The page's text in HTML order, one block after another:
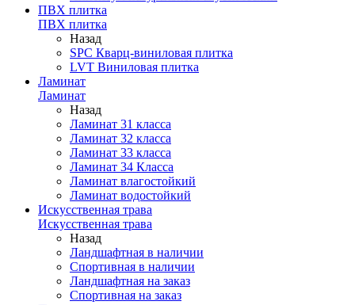
ПВХ плитка
ПВХ плитка
Назад
SPC Кварц-виниловая плитка
LVT Виниловая плитка
Ламинат
Ламинат
Назад
Ламинат 31 класса
Ламинат 32 класса
Ламинат 33 класса
Ламинат 34 Класса
Ламинат влагостойкий
Ламинат водостойкий
Искусственная трава
Искусственная трава
Назад
Ландшафтная в наличии
Спортивная в наличии
Ландшафтная на заказ
Спортивная на заказ